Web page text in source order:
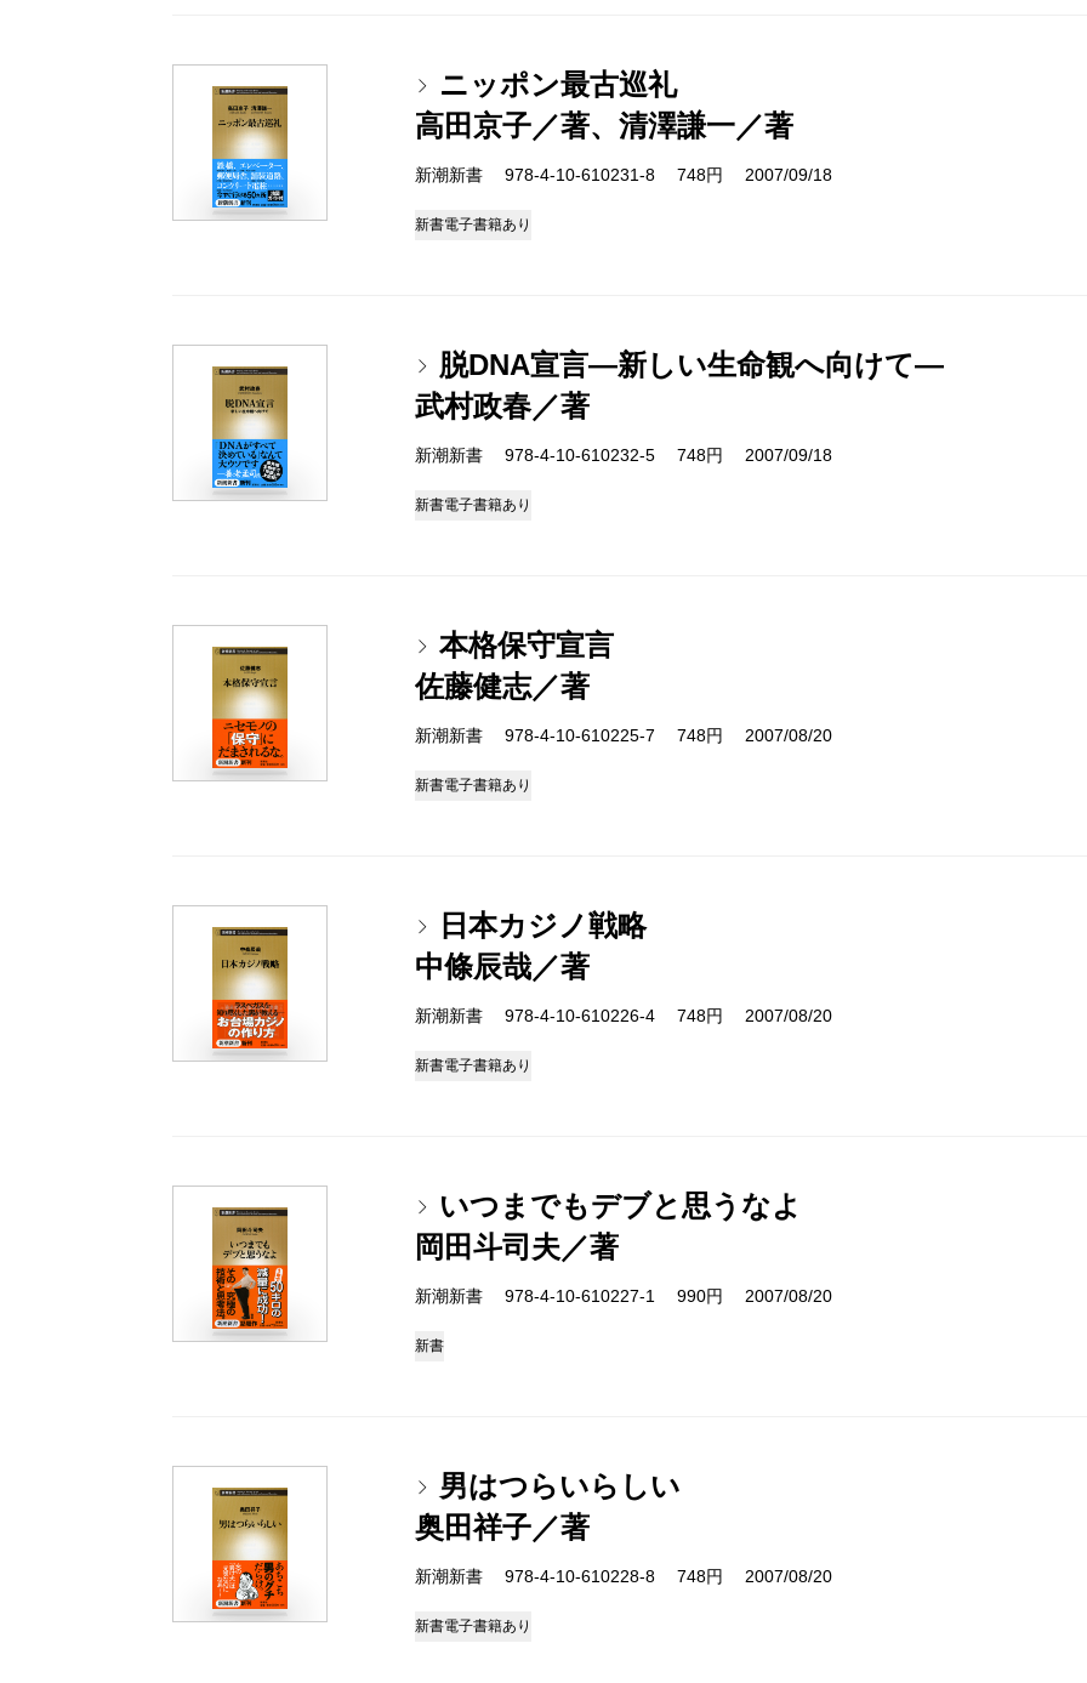
ニッポン最古巡礼
高田京子／著、清澤謙一／著
新潮新書 978-4-10-610231-8 748円 2007/09/18
新書電子書籍あり
脱DNA宣言―新しい生命観へ向けて―
武村政春／著
新潮新書 978-4-10-610232-5 748円 2007/09/18
新書電子書籍あり
本格保守宣言
佐藤健志／著
新潮新書 978-4-10-610225-7 748円 2007/08/20
新書電子書籍あり
日本カジノ戦略
中條辰哉／著
新潮新書 978-4-10-610226-4 748円 2007/08/20
新書電子書籍あり
いつまでもデブと思うなよ
岡田斗司夫／著
新潮新書 978-4-10-610227-1 990円 2007/08/20
新書
男はつらいらしい
奥田祥子／著
新潮新書 978-4-10-610228-8 748円 2007/08/20
新書電子書籍あり